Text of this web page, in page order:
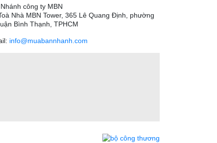
công ty MBN
Nhà MBN Tower, 365 Lê Quang Định, phường
Bình Thạnh, TPHCM
info@muabannhanh.com